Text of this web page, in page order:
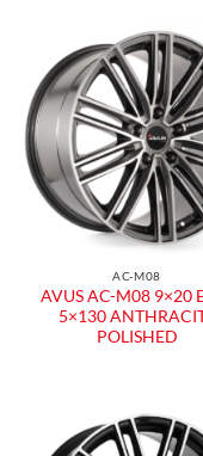
AC-M08
AVUS AC-M08 9×20
5×130
POLISHED